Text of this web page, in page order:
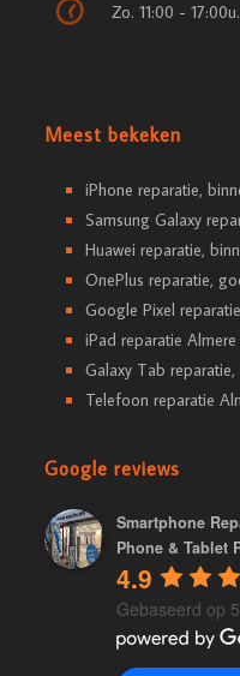
Zo. 11:00 - 17:00u.
Meest bekeken
iPhone reparatie,
Samsung Galaxy
Huawei reparatie,
OnePlus reparatie,
Google Pixel
iPad reparatie Almere
Galaxy Tab
Telefoon reparatie
Google reviews
Smartphone
Phone & Tablet
4.9
Gebaseerd op